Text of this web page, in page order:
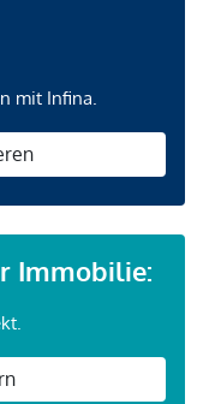
mit Infina.
Immobilie: